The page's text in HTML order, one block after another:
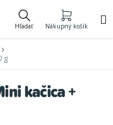
Hľadať Nákupný košík
g
kačica +